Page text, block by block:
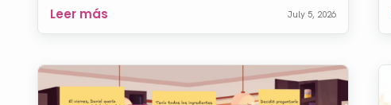
Leer más July 5, 2026